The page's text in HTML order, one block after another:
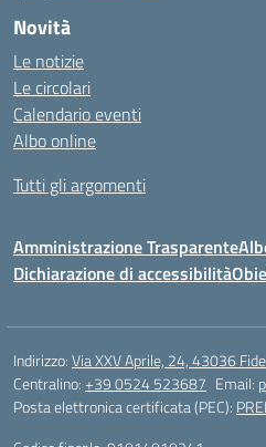
Novità
Le notizie
Le circolari
Calendario eventi
Albo online
Tutti gli argomenti
Amministrazione Trasparente
Dichiarazione di accessibilità
Indirizzo:Via XXV Aprile, 24, 43036
Centralino:+39 0524 523687 Email:
Posta elettronica certificata (PEC):